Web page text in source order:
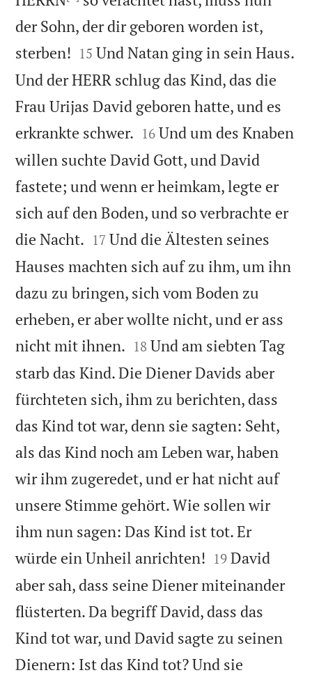
der Sohn, der dir geboren worden ist,
sterben! 

15 Und Natan ging in sein Haus.
Und der HERR schlug das Kind, das die
Frau Urijas David geboren hatte, und es
erkrankte schwer. 

16 Und um des Knaben
willen suchte David Gott, und David
fastete; und wenn er heimkam, legte er
sich auf den Boden, und so verbrachte er
die Nacht. 

17 Und die Ältesten seines
Hauses machten sich auf zu ihm, um ihn
dazu zu bringen, sich vom Boden zu
erheben, er aber wollte nicht, und er ass
nicht mit ihnen. 

18 Und am siebten Tag
starb das Kind. Die Diener Davids aber
fürchteten sich, ihm zu berichten, dass
das Kind tot war, denn sie sagten: Seht,
als das Kind noch am Leben war, haben
wir ihm zugeredet, und er hat nicht auf
unsere Stimme gehört. Wie sollen wir
ihm nun sagen: Das Kind ist tot. Er
würde ein Unheil anrichten! 

19 David
aber sah, dass seine Diener miteinander
flüsterten. Da begriff David, dass das
Kind tot war, und David sagte zu seinen
Dienern: Ist das Kind tot? Und sie